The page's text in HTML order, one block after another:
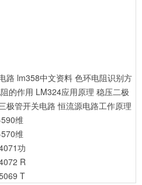
路 lm358中文资料 色环电阻识别方
的作用 LM324应用原理 稳压二极
极管开关电路 恒流源电路工作原理
维
维
功
R
T